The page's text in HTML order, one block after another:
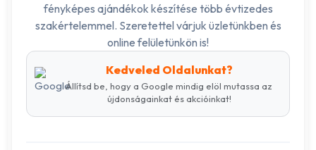
fényképes ajándékok készítése több évtizedes
szakértelemmel. Szeretettel várjuk üzletünkben és
online felületünkön is!
Kedveled Oldalunkat?
Állítsd be, hogy a Google mindig elöl mutassa az
újdonságainkat és akcióinkat!